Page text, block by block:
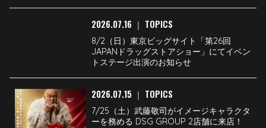
2026.07.16 ｜ TOPICS
8/2（日）東京ビッグサイト「第26回
JAPANドラッグストアショー」にてイベン
トステージ出演のお知らせ
2026.07.15｜ TOPICS
7/25（土）武藤敬司がイメージキャラクタ
ーを務める DSG GROUP 2店舗に来店！